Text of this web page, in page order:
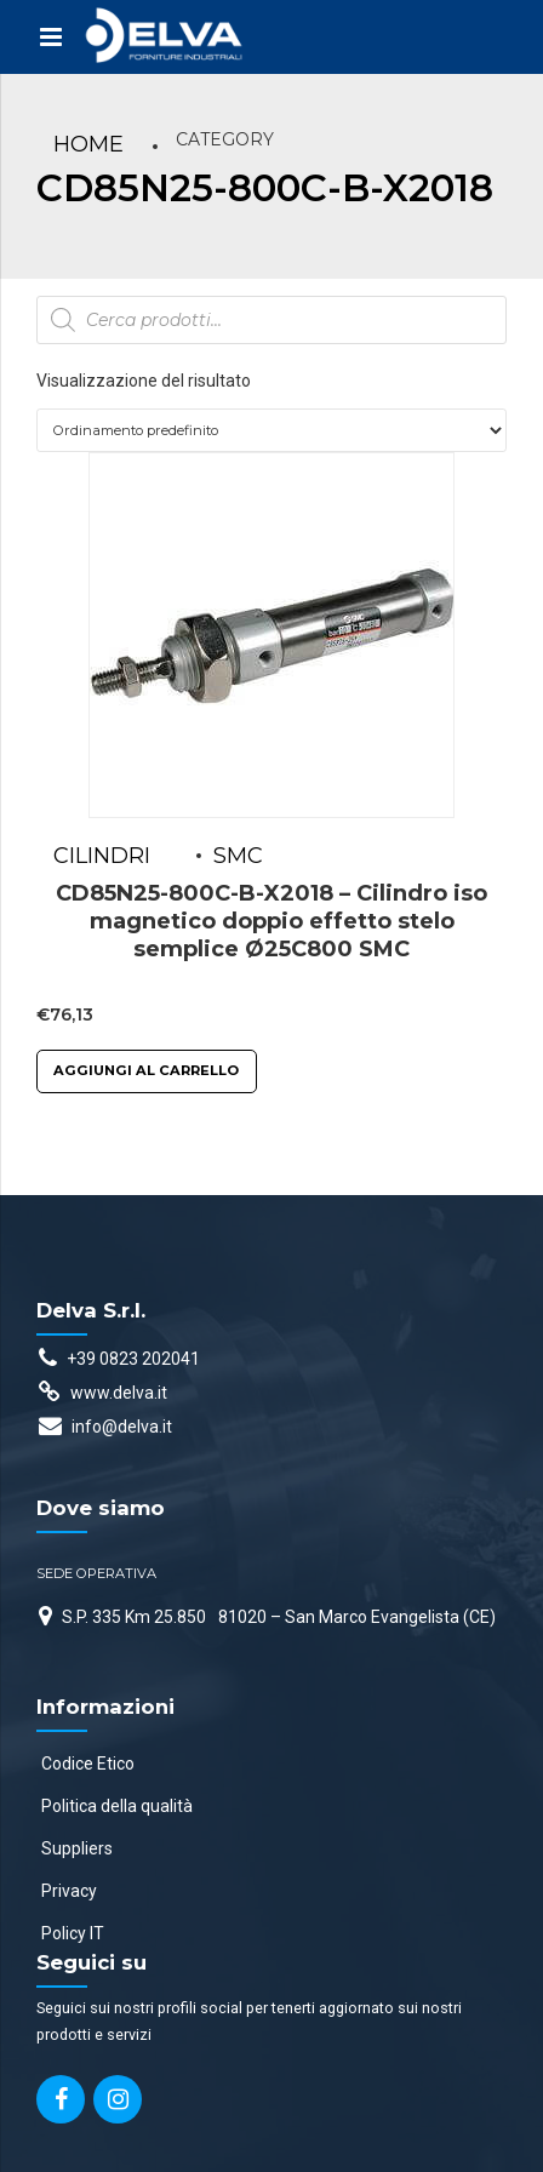
HOME CATEGORY
CD85N25-800C-B-X2018
Products
search
Visualizzazione del risultato
CILINDRI
SMC
CD85N25-800C-B-X2018 – Cilindro iso
magnetico doppio effetto stelo
semplice Ø25C800 SMC
€76,13
AGGIUNGI AL CARRELLO
Delva S.r.l.
+39 0823 202041
www.delva.it
info@delva.it
Dove siamo
SEDE OPERATIVA
S.P. 335 Km 25.850 81020 – San Marco Evangelista (CE)
Informazioni
Codice Etico
Politica della qualità
Suppliers
Privacy
Policy IT
Seguici su
Seguici sui nostri profili social per tenerti aggiornato sui nostri
prodotti e servizi